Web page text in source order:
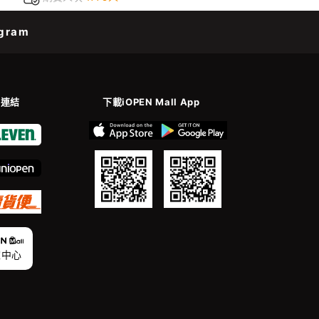
結 下載iOPEN Mall App
心